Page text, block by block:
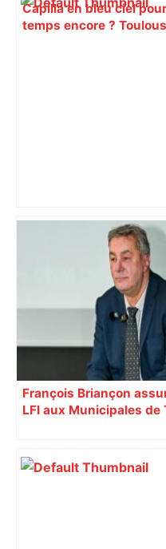
Capilla en bleu ciel
temps encore ?
"C’est l’une des plus
fréquentations du
est-elle la capitale du
François Briançon
LFI aux Municipales de